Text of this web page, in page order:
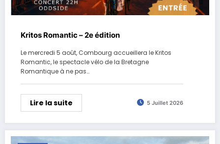
Kritos Romantic – 2e édition
Le mercredi 5 août, Combourg accueillera le Kritos
Romantic, le spectacle vélo de la Bretagne
Romantique à ne pas…
Lire la suite 5 Juillet 2026